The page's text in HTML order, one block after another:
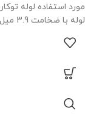
مورد استفاده لوله توکار
لوله با ضخامت 3.9 میل